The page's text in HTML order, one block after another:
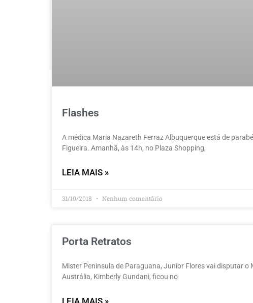
Flashes
A médica Maria Nazareth Ferraz Albuquerque está de
Figueira. Amanhã, às 14h, no Plaza Shopping,
LEIA MAIS »
31/10/2018 Nenhum comentário
Porta Retratos
Mister Peninsula de Paraguana, Junior Flores vai disputar
Austrália, Kimberly Gundani, ficou no
LEIA MAIS »